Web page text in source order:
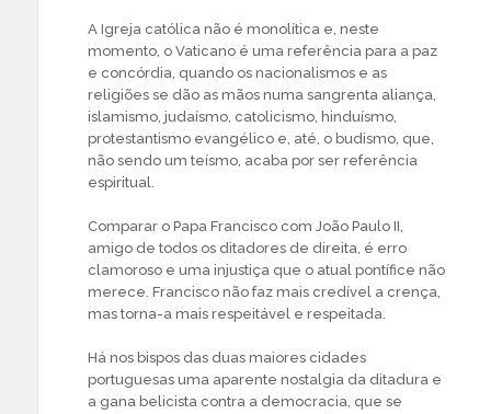
A Igreja católica não é monolítica e, neste
momento, o Vaticano é uma referência para a paz
e concórdia, quando os nacionalismos e as
religiões se dão as mãos numa sangrenta aliança,
islamismo, judaísmo, catolicismo, hinduísmo,
protestantismo evangélico e, até, o budismo, que,
não sendo um teísmo, acaba por ser referência
espiritual.
Comparar o Papa Francisco com João Paulo II,
amigo de todos os ditadores de direita, é erro
clamoroso e uma injustiça que o atual pontífice não
merece. Francisco não faz mais credível a crença,
mas torna-a mais respeitável e respeitada.
Há nos bispos das duas maiores cidades
portuguesas uma aparente nostalgia da ditadura e
a gana belicista contra a democracia, que se